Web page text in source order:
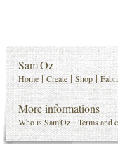
Sam'Oz
Home |Create |Shop |
More informations
Who is Sam'Oz |Terms and